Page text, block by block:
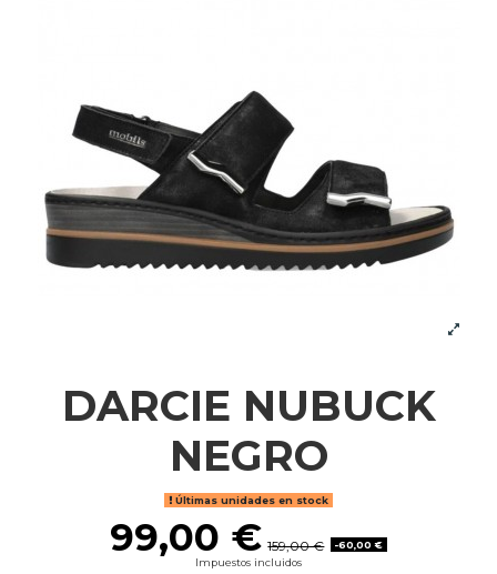
DARCIE NUBUCK
NEGRO
Últimas unidades en stock
99,00 € 159,00 €
-60,00 €
Impuestos incluidos